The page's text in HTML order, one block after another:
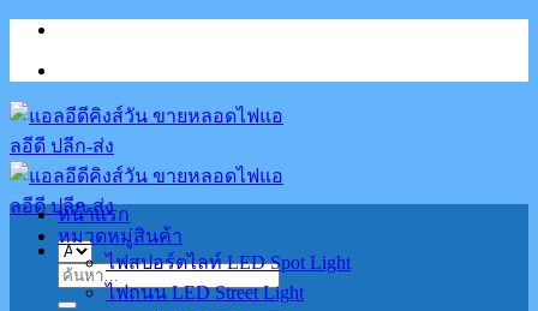
Skip
content
ค้นหา:
หน้าแรก
หมวดหมู่สินค้า
ไฟสปอร์ตไลท์ LED Spot Light
ไฟถนน LED Street Light